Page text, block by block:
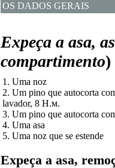
OS DADOS GERAIS
Expeça a asa,
compartimento)
1. Uma noz
2. Um pino que autocorta
lavador, 8 Н.м.
3. Um pino que autocorta
4. Uma asa
5. Uma noz que se estende
Expeça a asa,